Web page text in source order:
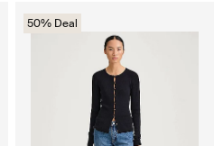
50% Deal